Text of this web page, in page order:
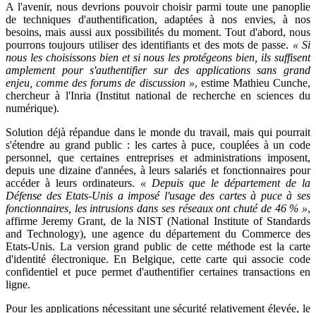
A l'avenir, nous devrions pouvoir choisir parmi toute une panoplie
de techniques d'authentification, adaptées à nos envies, à nos
besoins, mais aussi aux possibilités du moment. Tout d'abord, nous
pourrons toujours utiliser des identifiants et des mots de passe. « Si
nous les choisissons bien et si nous les protégeons bien, ils suffisent
amplement pour s'authentifier sur des applications sans grand
enjeu, comme des forums de discussion », estime Mathieu Cunche,
chercheur à l'Inria (Institut national de recherche en sciences du
numérique).
Solution déjà répandue dans le monde du travail, mais qui pourrait
s'étendre au grand public : les cartes à puce, couplées à un code
personnel, que certaines entreprises et administrations imposent,
depuis une dizaine d'années, à leurs salariés et fonctionnaires pour
accéder à leurs ordinateurs. « Depuis que le département de la
Défense des Etats-Unis a imposé l'usage des cartes à puce à ses
fonctionnaires, les intrusions dans ses réseaux ont chuté de 46 % »,
affirme Jeremy Grant, de la NIST (National Institute of Standards
and Technology), une agence du département du Commerce des
Etats-Unis. La version grand public de cette méthode est la carte
d'identité électronique. En Belgique, cette carte qui associe code
confidentiel et puce permet d'authentifier certaines transactions en
ligne.
Pour les applications nécessitant une sécurité relativement élevée, le